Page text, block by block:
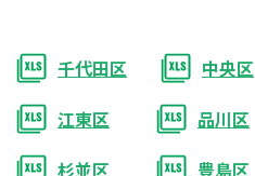
千代田区 中央区
江東区
品川区
杉並区
豊島区